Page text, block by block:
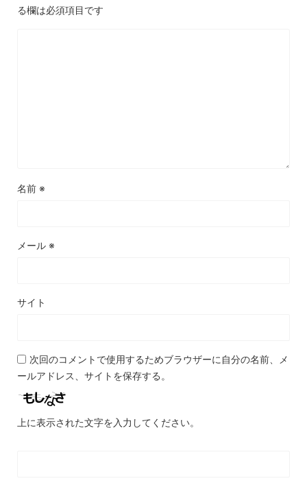
る欄は必須項目です
名前 ※
メール ※
サイト
次回のコメントで使用するためブラウザーに自分の名前、メ
ールアドレス、サイトを保存する。
上に表示された文字を入力してください。